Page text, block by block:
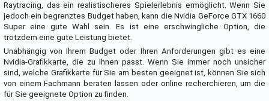
Raytracing, das ein realistischeres Spielerlebnis ermöglicht. Wenn Sie
jedoch ein begrenztes Budget haben, kann die Nvidia GeForce GTX 1660
Super eine gute Wahl sein. Es ist eine erschwingliche Option, die
trotzdem eine gute Leistung bietet.
Unabhängig von Ihrem Budget oder Ihren Anforderungen gibt es eine
Nvidia-Grafikkarte, die zu Ihnen passt. Wenn Sie immer noch unsicher
sind, welche Grafikkarte für Sie am besten geeignet ist, können Sie sich
von einem Fachmann beraten lassen oder online recherchieren, um die
für Sie geeignete Option zu finden.